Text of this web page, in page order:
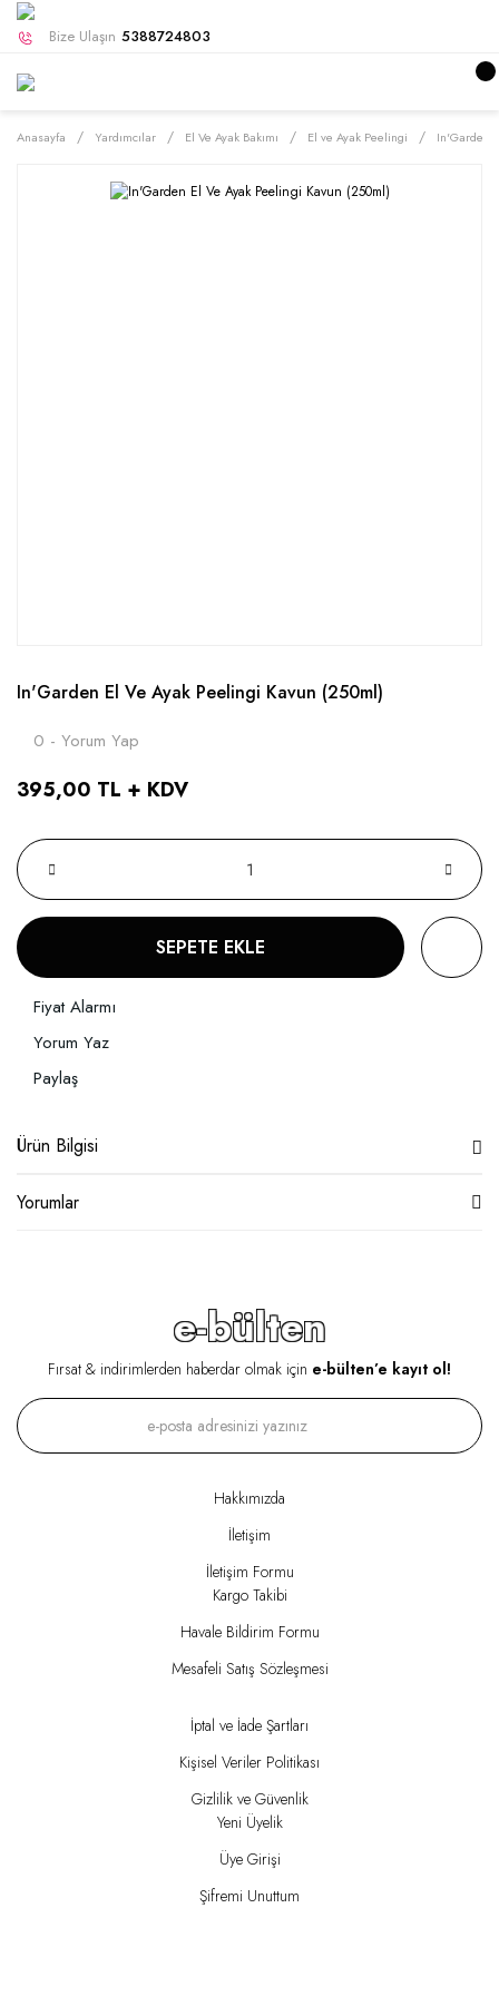
Bize Ulaşın 5388724803
Anasayfa Yardımcılar El Ve Ayak Bakımı El ve Ayak Peelingi In'Garden
In'Garden El Ve Ayak Peelingi Kavun (250ml)
0 - Yorum Yap
395,00 TL + KDV
SEPETE EKLE
Fiyat Alarmı
Yorum Yaz
Paylaş
Ürün Bilgisi
Yorumlar
e-bülten
Fırsat & indirimlerden haberdar olmak için e-bülten’e kayıt ol!
Hakkımızda
İletişim
İletişim Formu
Kargo Takibi
Havale Bildirim Formu
Mesafeli Satış Sözleşmesi
İptal ve İade Şartları
Kişisel Veriler Politikası
Gizlilik ve Güvenlik
Yeni Üyelik
Üye Girişi
Şifremi Unuttum